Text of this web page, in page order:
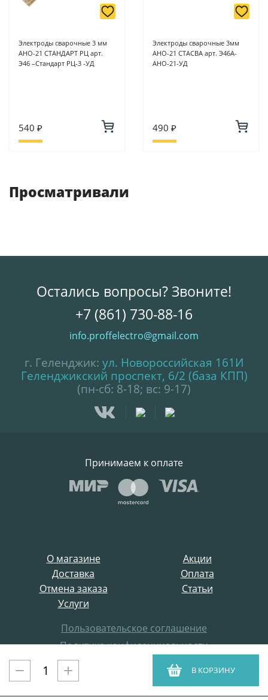
В КОРЗИНУ
Электроды сварочные 3 мм
АНО-21 СТАНДАРТ РЦ арт.
Э46 –Стандарт РЦ-3 -УД
540 ₽
Электроды сварочные 3мм
АНО-21 СТАСВА арт. Э46А-
АНО-21-УД
490 ₽
Просматривали
О магазине
Акции
Доставка
Оплата
Отмена заказа
Статьи
Услуги
Пользовательское соглашение
Политика конфиденциальности
Все права защищены
ProffElectro.ru © 2021
Остались вопросы? Звоните!
+7 (861) 730-88-16
info.proffelectro@gmail.com
г. Геленджик: ул. Новороссийская 161И
Геленджикский проспект, 6/2 (база КПП)
(пн-сб: 8-18; вс: 9-17)
Принимаем к оплате